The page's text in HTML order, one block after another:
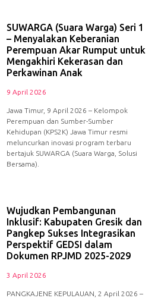
SUWARGA (Suara Warga) Seri 1
– Menyalakan Keberanian
Perempuan Akar Rumput untuk
Mengakhiri Kekerasan dan
Perkawinan Anak
9 April 2026
Jawa Timur, 9 April 2026 – Kelompok
Perempuan dan Sumber-Sumber
Kehidupan (KPS2K) Jawa Timur resmi
meluncurkan inovasi program terbaru
bertajuk SUWARGA (Suara Warga, Solusi
Bersama).
Wujudkan Pembangunan
Inklusif: Kabupaten Gresik dan
Pangkep Sukses Integrasikan
Perspektif GEDSI dalam
Dokumen RPJMD 2025-2029
3 April 2026
PANGKAJENE KEPULAUAN, 2 April 2026 –